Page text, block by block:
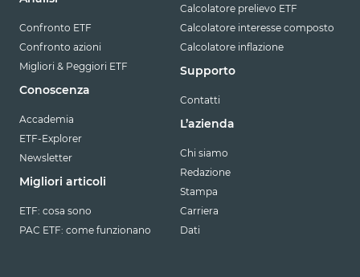
Confronto ETF
Confronto azioni
Migliori & Peggiori ETF
Conoscenza
Accademia
ETF-Explorer
Newsletter
Migliori articoli
ETF: cosa sono
PAC ETF: come funzionano
Calcolatore prelievo ETF
Calcolatore interesse composto
Calcolatore inflazione
Supporto
Contatti
L’azienda
Chi siamo
Redazione
Stampa
Carriera
Dati